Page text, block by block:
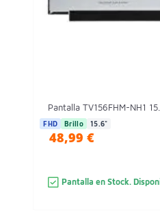
Pantalla TV156FHM-NH1
FHD Brillo 15.6"
48,99 €
Pantalla en Stock.